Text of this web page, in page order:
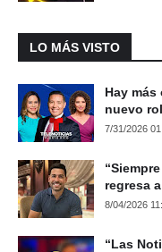
LO MÁS VISTO
Hay más
nuevo
7/31/2026
regresa
8/04/2026
“Las